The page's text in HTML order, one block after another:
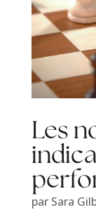
Les
par Sara